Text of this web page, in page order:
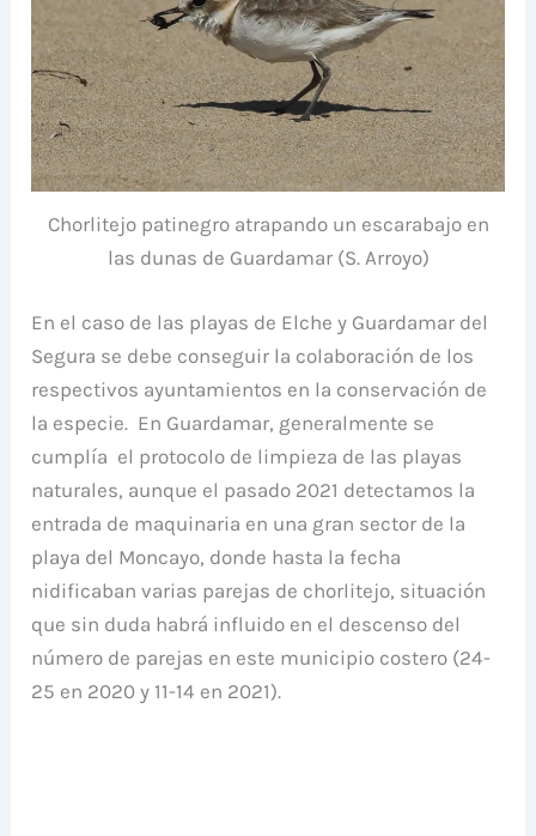
Chorlitejo patinegro atrapando un escarabajo en
las dunas de Guardamar (S. Arroyo)
En el caso de las playas de Elche y Guardamar del
Segura se debe conseguir la colaboración de los
respectivos ayuntamientos en la conservación de
la especie. En Guardamar, generalmente se
cumplía el protocolo de limpieza de las playas
naturales, aunque el pasado 2021 detectamos la
entrada de maquinaria en una gran sector de la
playa del Moncayo, donde hasta la fecha
nidificaban varias parejas de chorlitejo, situación
que sin duda habrá influido en el descenso del
número de parejas en este municipio costero (24-
25 en 2020 y 11-14 en 2021).